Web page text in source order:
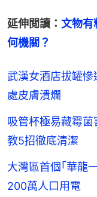
延伸閲讀： 文物有
何機關？
武漢女酒店拔罐
處皮膚潰爛
吸管杯極易藏霉
教5招徹底清潔
大灣區首個｢華龍
200萬人口用電